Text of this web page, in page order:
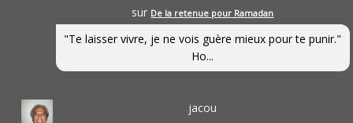
sur De la retenue pour Ramadan
"Te laisser vivre, je ne vois guère mieux pour te punir."
Ho...
jacou